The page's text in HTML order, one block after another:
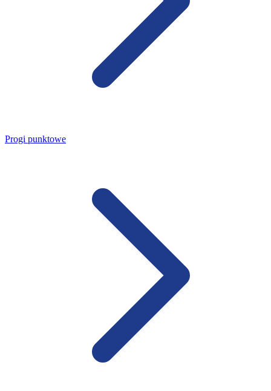
Progi punktowe